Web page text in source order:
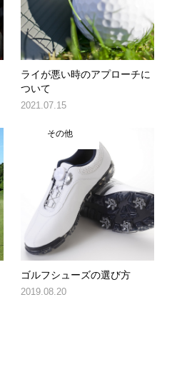
ライが悪い時のアプローチに
ついて
2021.07.15
その他
ゴルフシューズの選び方
2019.08.20